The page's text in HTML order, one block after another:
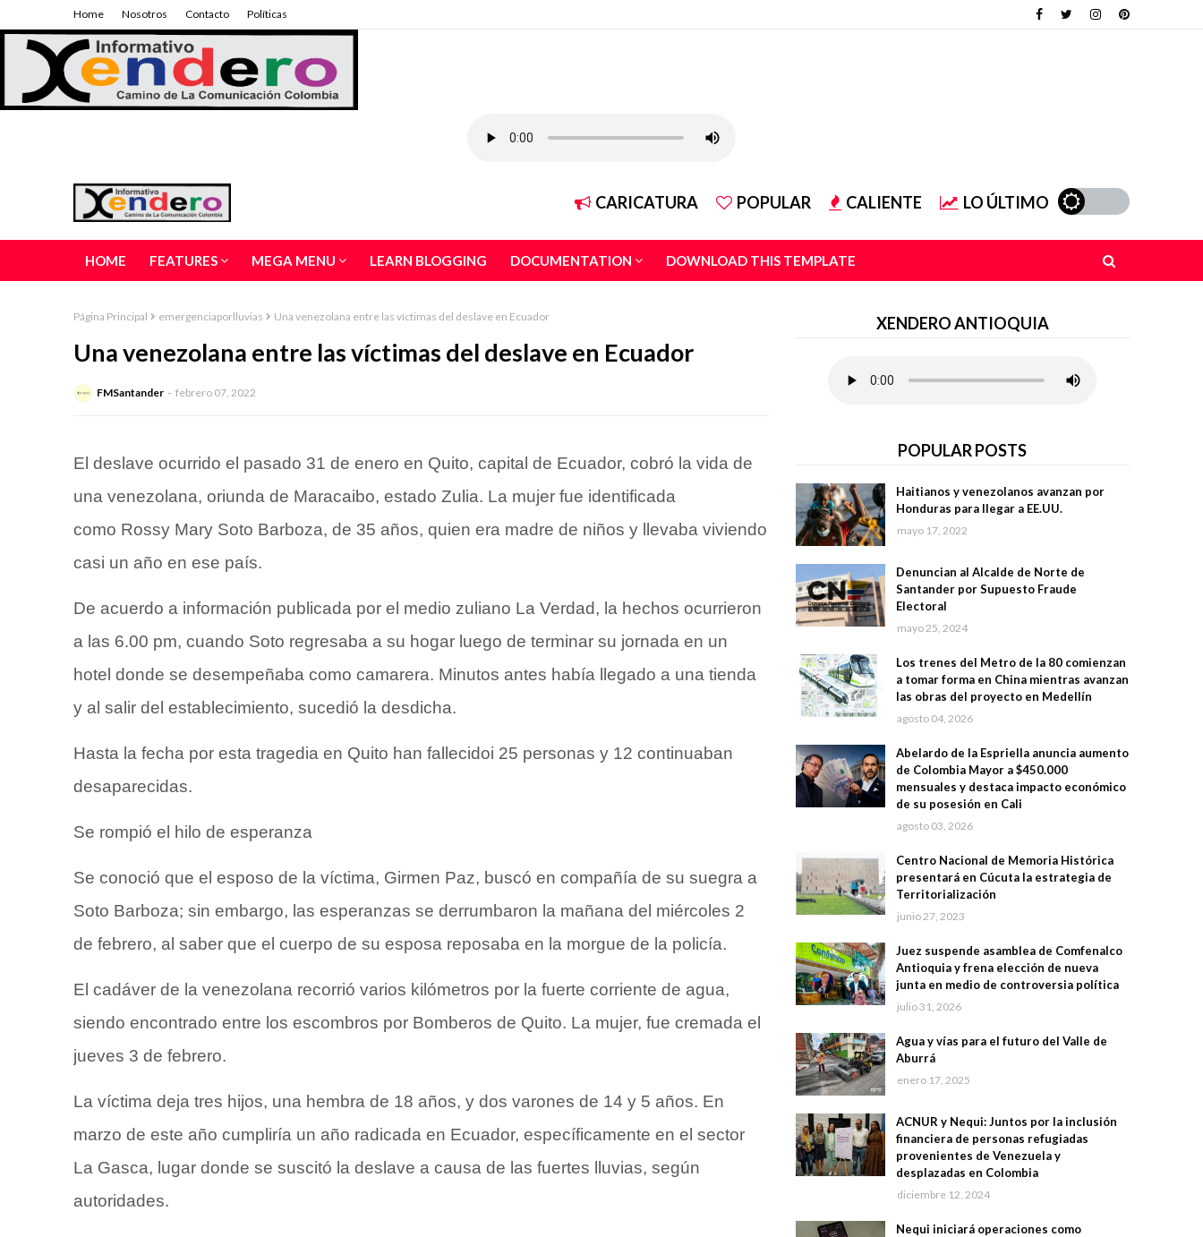
Home Nosotros Contacto Políticas
CARICATURA POPULAR CALIENTE LO ÚLTIMO
HOME FEATURES MEGA MENU LEARN BLOGGING DOCUMENTATION DOWNLOAD THIS TEMPLATE
Página Principal emergenciaporlluvias Una venezolana entre las víctimas del deslave en Ecuador
Una venezolana entre las víctimas del deslave en Ecuador
FMSantander febrero 07, 2022
El deslave ocurrido el pasado 31 de enero en Quito, capital de Ecuador, cobró la vida de
una venezolana, oriunda de Maracaibo, estado Zulia. La mujer fue identificada
como Rossy Mary Soto Barboza, de 35 años, quien era madre de niños y llevaba viviendo
casi un año en ese país.
De acuerdo a información publicada por el medio zuliano La Verdad, la hechos ocurrieron
a las 6.00 pm, cuando Soto regresaba a su hogar luego de terminar su jornada en un
hotel donde se desempeñaba como camarera. Minutos antes había llegado a una tienda
y al salir del establecimiento, sucedió la desdicha.
Hasta la fecha por esta tragedia en Quito han fallecidoi 25 personas y 12 continuaban
desaparecidas.
Se rompió el hilo de esperanza
Se conoció que el esposo de la víctima, Girmen Paz, buscó en compañía de su suegra a
Soto Barboza; sin embargo, las esperanzas se derrumbaron la mañana del miércoles 2
de febrero, al saber que el cuerpo de su esposa reposaba en la morgue de la policía.
El cadáver de la venezolana recorrió varios kilómetros por la fuerte corriente de agua,
siendo encontrado entre los escombros por Bomberos de Quito. La mujer, fue cremada el
jueves 3 de febrero.
La víctima deja tres hijos, una hembra de 18 años, y dos varones de 14 y 5 años. En
marzo de este año cumpliría un año radicada en Ecuador, específicamente en el sector
La Gasca, lugar donde se suscitó la deslave a causa de las fuertes lluvias, según
autoridades.
XENDERO ANTIOQUIA
POPULAR POSTS
Haitianos y venezolanos avanzan por
Honduras para llegar a EE.UU.
mayo 17, 2022
Denuncian al Alcalde de Norte de
Santander por Supuesto Fraude
Electoral
mayo 25, 2024
Los trenes del Metro de la 80 comienzan
a tomar forma en China mientras avanzan
las obras del proyecto en Medellín
agosto 04, 2026
Abelardo de la Espriella anuncia aumento
de Colombia Mayor a $450.000
mensuales y destaca impacto económico
de su posesión en Cali
agosto 03, 2026
Centro Nacional de Memoria Histórica
presentará en Cúcuta la estrategia de
Territorialización
junio 27, 2023
Juez suspende asamblea de Comfenalco
Antioquia y frena elección de nueva
junta en medio de controversia política
julio 31, 2026
Agua y vías para el futuro del Valle de
Aburrá
enero 17, 2025
ACNUR y Nequi: Juntos por la inclusión
financiera de personas refugiadas
provenientes de Venezuela y
desplazadas en Colombia
diciembre 12, 2024
Nequi iniciará operaciones como